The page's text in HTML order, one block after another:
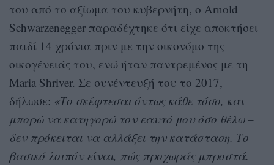
του από το αξίωμα του κυβερνήτη, ο Arnold
Schwarzenegger παραδέχτηκε ότι είχε αποκτήσει
παιδί 14 χρόνια πριν με την οικονόμο της
οικογένειάς του, ενώ ήταν παντρεμένος με τη
Maria Shriver. Σε συνέντευξή του το 2017,
δήλωσε: «Το σκέφτεσαι όντως κάθε τόσο, και
μπορώ να κατηγορώ τον εαυτό μου όσο θέλω –
δεν πρόκειται να αλλάξει την κατάσταση. Το
βασικό λοιπόν είναι, πώς προχωράς μπροστά.